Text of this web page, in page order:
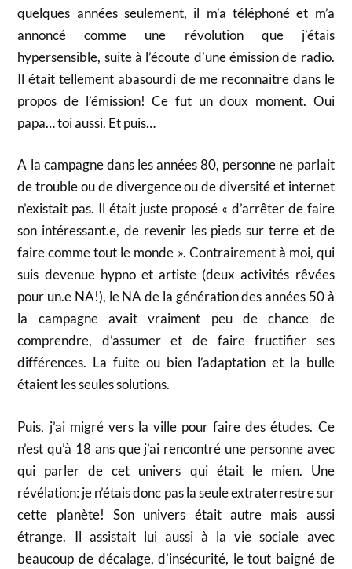
quelques années seulement, il m’a téléphoné et m’a
annoncé comme une révolution que j’étais
hypersensible, suite à l’écoute d’une émission de radio.
Il était tellement abasourdi de me reconnaitre dans le
propos de l’émission! Ce fut un doux moment. Oui
papa… toi aussi. Et puis…
A la campagne dans les années 80, personne ne parlait
de trouble ou de divergence ou de diversité et internet
n’existait pas. Il était juste proposé « d’arrêter de faire
son intéressant.e, de revenir les pieds sur terre et de
faire comme tout le monde ». Contrairement à moi, qui
suis devenue hypno et artiste (deux activités rêvées
pour un.e NA!), le NA de la génération des années 50 à
la campagne avait vraiment peu de chance de
comprendre, d’assumer et de faire fructifier ses
différences. La fuite ou bien l’adaptation et la bulle
étaient les seules solutions.
Puis, j’ai migré vers la ville pour faire des études. Ce
n’est qu’à 18 ans que j’ai rencontré une personne avec
qui parler de cet univers qui était le mien. Une
révélation: je n’étais donc pas la seule extraterrestre sur
cette planète! Son univers était autre mais aussi
étrange. Il assistait lui aussi à la vie sociale avec
beaucoup de décalage, d’insécurité, le tout baigné de